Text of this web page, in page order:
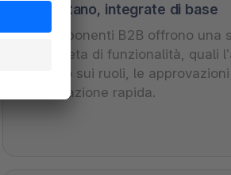
aspettano, integrate di base
I componenti B2B offrono una
completa di funzionalità, quali
basato sui ruoli, le
l’ordinazione rapida.